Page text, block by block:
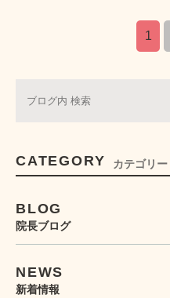
1
CATEGORY カテゴリー
BLOG
院長ブログ
NEWS
新着情報